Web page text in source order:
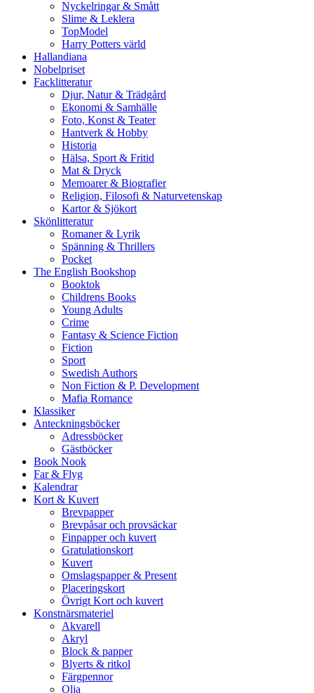
Nyckelringar & Smått
Slime & Leklera
TopModel
Harry Potters värld
Hallandiana
Nobelpriset
Facklitteratur
Djur, Natur & Trädgård
Ekonomi & Samhälle
Foto, Konst & Teater
Hantverk & Hobby
Historia
Hälsa, Sport & Fritid
Mat & Dryck
Memoarer & Biografier
Religion, Filosofi & Naturvetenskap
Kartor & Sjökort
Skönlitteratur
Romaner & Lyrik
Spänning & Thrillers
Pocket
The English Bookshop
Booktok
Childrens Books
Young Adults
Crime
Fantasy & Science Fiction
Fiction
Sport
Swedish Authors
Non Fiction & P. Development
Mafia Romance
Klassiker
Anteckningsböcker
Adressböcker
Gästböcker
Book Nook
Far & Flyg
Kalendrar
Kort & Kuvert
Brevpapper
Brevpåsar och provsäckar
Finpapper och kuvert
Gratulationskort
Kuvert
Omslagspapper & Present
Placeringskort
Övrigt Kort och kuvert
Konstnärsmateriel
Akvarell
Akryl
Block & papper
Blyerts & ritkol
Färgpennor
Olja